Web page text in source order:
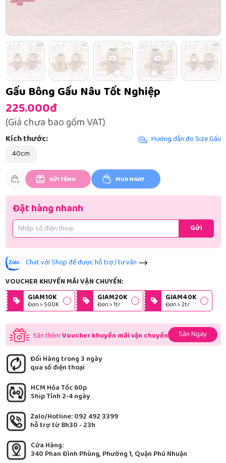
Gấu Bông Gấu Nâu Tốt Nghiệp
225.000đ
(Giá chưa bao gồm VAT)
Kích thước:
Hướng dẫn đo Size Gấu
40cm
GỬI TẶNG MUA NGAY
Đặt hàng nhanh
Gửi
Chat với Shop để được hỗ trợ / tư vấn
VOUCHER KHUYẾN MÃI VẬN CHUYỂN:
GIAM10K
Đơn > 500K
GIAM20K
Đơn > 1tr
GIAM40K
Đơn > 2tr
Săn thêmVoucher khuyến mãi vận chuyển Săn Ngay
Đổi Hàng trong 3 ngày
qua số điện thoại
HCM Hỏa Tốc 60p
Ship Tỉnh 2-4 ngày
Zalo/Hotline: 092 492 3399
hỗ trợ từ 8h30 - 23h
Cửa Hàng:
340 Phan Đình Phùng, Phường 1, Quận Phú Nhuận